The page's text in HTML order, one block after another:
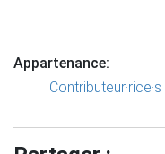
Appartenance:
Contributeur·rice·s